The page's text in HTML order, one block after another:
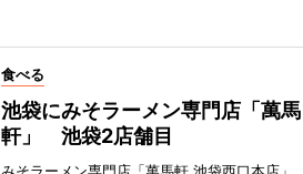
食べる
池袋にみそラーメン専門店「萬馬
軒」 池袋2店舗目